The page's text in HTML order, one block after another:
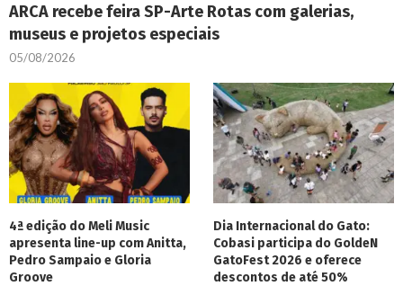
ARCA recebe feira SP-Arte Rotas com galerias,
museus e projetos especiais
05/08/2026
4ª edição do Meli Music
apresenta line-up com Anitta,
Pedro Sampaio e Gloria
Groove
Dia Internacional do Gato:
Cobasi participa do GoldeN
GatoFest 2026 e oferece
descontos de até 50%